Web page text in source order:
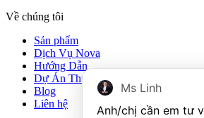
Về chúng tôi
Sản phẩm
Dịch Vụ Nova
Hướng Dẫn
Dự Án Thực Tế
Blog
Liên hệ
Ms Linh
Anh/chị cần em tư